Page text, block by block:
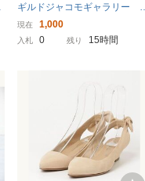
ギルドジャコモギャラリー ウ
ェッジソール レザー サンダ
ル ホワイト
現在 1,000
入札 0 残り 15時間